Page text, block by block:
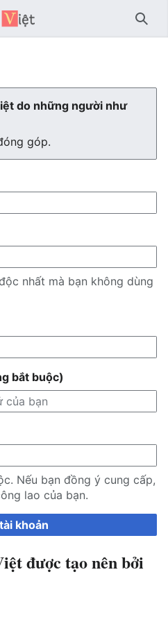
Tìm
do những người như
góp.
nhất mà bạn không dùng
bắt buộc)
Nếu bạn đồng ý cung cấp,
lao của bạn.
khoản
được tạo nên bởi